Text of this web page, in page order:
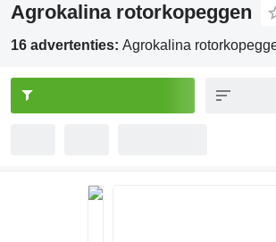
Agrokalina rotorkopeggen
16 advertenties: Agrokalina